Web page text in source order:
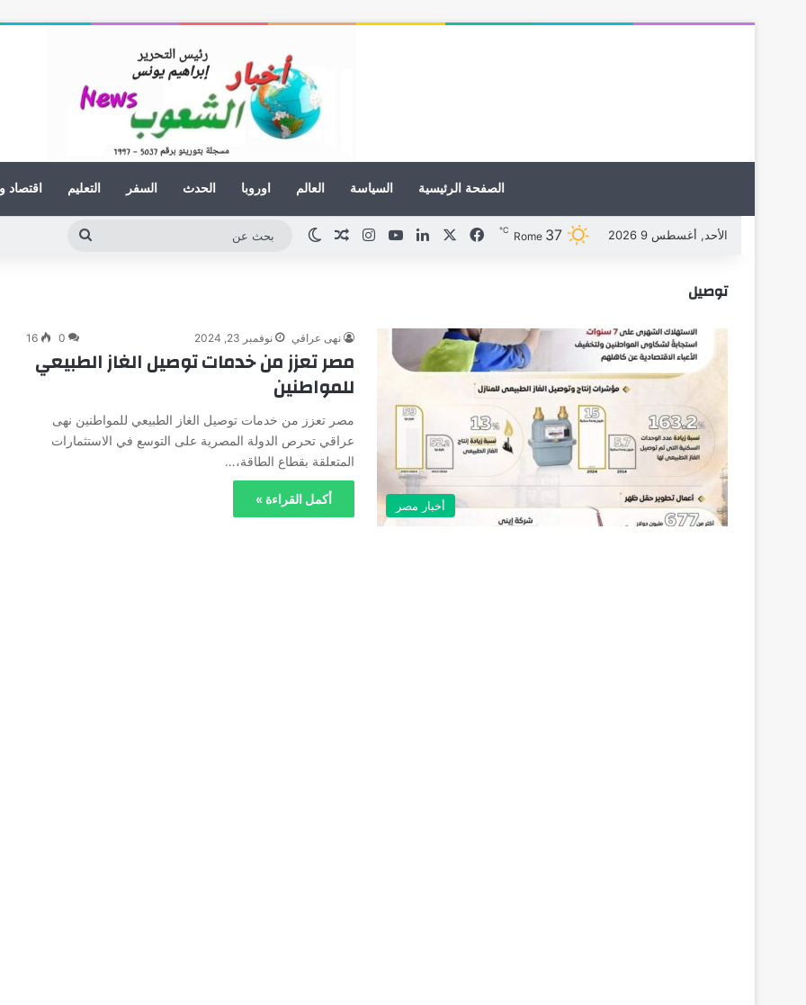
الصفحة الرئيسية السياسة العالم اوروبا الحدث السفر التعليم اقتصاد
الأحد, أغسطس 9 2026 Rome 37
℃ فيسبوك لينكدإنيوتيوب انستقراممقال عشوائي
الوضع المظلم
توصيل
أخبار مصر
نهى عراقي نوفمبر 23, 2024 0
16
مصر تعزز من خدمات توصيل الغاز الطبيعي
للمواطنين
مصر تعزز من خدمات توصيل الغاز الطبيعي للمواطنين نهى
عراقي تحرص الدولة المصرية على التوسع في الاستثمارات
المتعلقة بقطاع الطاقة،…
أكمل القراءة »